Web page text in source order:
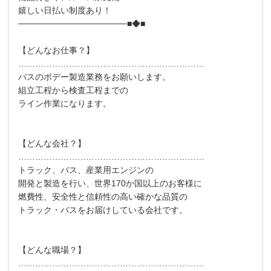
嬉しい日払い制度あり！
──────────────────■◆■
【どんなお仕事？】
バスのボデー製造業務をお願いします。
組立工程から検査工程までの
ライン作業になります。
【どんな会社？】
トラック、バス、産業用エンジンの
開発と製造を行い、世界170か国以上のお客様に
燃費性、安全性と信頼性の高い確かな品質の
トラック・バスをお届けしている会社です。
【どんな職場？】